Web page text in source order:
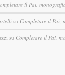
il Pai,
su Completare il Pai,
su Completare il Pai,